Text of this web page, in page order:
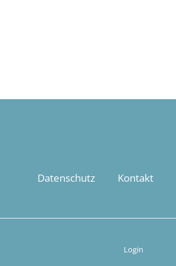
Datenschutz Kontakt
Login